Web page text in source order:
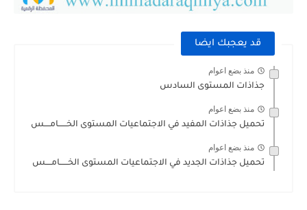
قد يعجبك ايضا
منذ بضع اعوام
جذاذات المستوى السادس
منذ بضع اعوام
تحميل جذاذات المفيد في الاجتماعيات المستوى الخــــــامــــس
منذ بضع اعوام
تحميل جذاذات الجديد في الاجتماعيات المستوى الخــــــامــــس